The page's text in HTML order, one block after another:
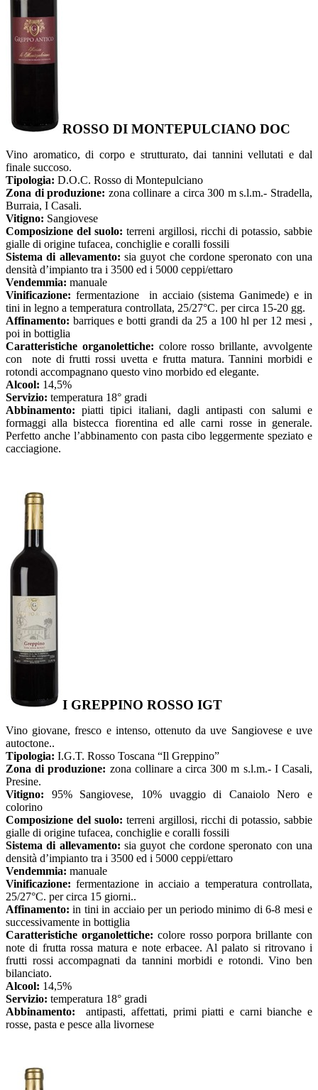
ROSSO DI MONTEPULCIANO DOC
Vino aromatico, di corpo e strutturato, dai tannini vellutati e dal
finale succoso.
Tipologia: D.O.C. Rosso di Montepulciano
Zona di produzione: zona collinare a circa 300 m s.l.m.- Stradella,
Burraia, I Casali.
Vitigno: Sangiovese
Composizione del suolo: terreni argillosi, ricchi di potassio, sabbie
gialle di origine tufacea, conchiglie e coralli fossili
Sistema di allevamento: sia guyot che cordone speronato con una
densità d’impianto tra i 3500 ed i 5000 ceppi/ettaro
Vendemmia: manuale
Vinificazione: fermentazione in acciaio (sistema Ganimede) e in
tini in legno a temperatura controllata, 25/27°C. per circa 15-20 gg.
Affinamento: barriques e botti grandi da 25 a 100 hl per 12 mesi ,
poi in bottiglia
Caratteristiche organolettiche: colore rosso brillante, avvolgente
con note di frutti rossi uvetta e frutta matura. Tannini morbidi e
rotondi accompagnano questo vino morbido ed elegante.
Alcool: 14,5%
Servizio: temperatura 18° gradi
Abbinamento: piatti tipici italiani, dagli antipasti con salumi e
formaggi alla bistecca fiorentina ed alle carni rosse in generale.
Perfetto anche l’abbinamento con pasta cibo leggermente speziato e
cacciagione.
I GREPPINO ROSSO IGT
Vino giovane, fresco e intenso, ottenuto da uve Sangiovese e uve
autoctone..
Tipologia: I.G.T. Rosso Toscana “Il Greppino”
Zona di produzione: zona collinare a circa 300 m s.l.m.- I Casali,
Presine.
Vitigno: 95% Sangiovese, 10% uvaggio di Canaiolo Nero e
colorino
Composizione del suolo: terreni argillosi, ricchi di potassio, sabbie
gialle di origine tufacea, conchiglie e coralli fossili
Sistema di allevamento: sia guyot che cordone speronato con una
densità d’impianto tra i 3500 ed i 5000 ceppi/ettaro
Vendemmia: manuale
Vinificazione: fermentazione in acciaio a temperatura controllata,
25/27°C. per circa 15 giorni..
Affinamento: in tini in acciaio per un periodo minimo di 6-8 mesi e
successivamente in bottiglia
Caratteristiche organolettiche: colore rosso porpora brillante con
note di frutta rossa matura e note erbacee. Al palato si ritrovano i
frutti rossi accompagnati da tannini morbidi e rotondi. Vino ben
bilanciato.
Alcool: 14,5%
Servizio: temperatura 18° gradi
Abbinamento: antipasti, affettati, primi piatti e carni bianche e
rosse, pasta e pesce alla livornese